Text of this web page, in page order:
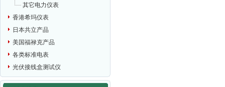
其它电力仪表
香港希玛仪表
日本共立产品
美国福禄克产品
各类标准电表
光伏接线盒测试仪